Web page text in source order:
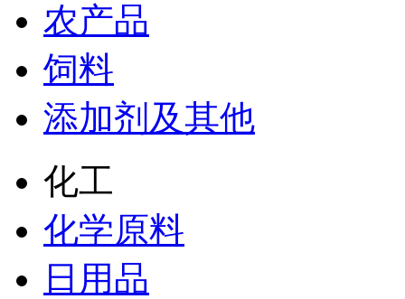
农产品
饲料
添加剂及其他
化工
化学原料
日用品